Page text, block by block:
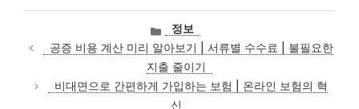
카
테
고
리
정보
공증 비용 계산 미리 알아보기 | 서류별 수수료 | 불필요한
지출 줄이기
비대면으로 간편하게 가입하는 보험 | 온라인 보험의 혁
신